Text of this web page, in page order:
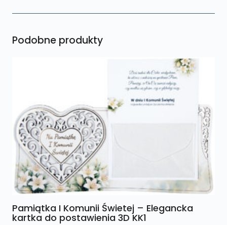
Podobne produkty
Pamiątka I Komunii Świetej – Elegancka
kartka do postawienia 3D KK1